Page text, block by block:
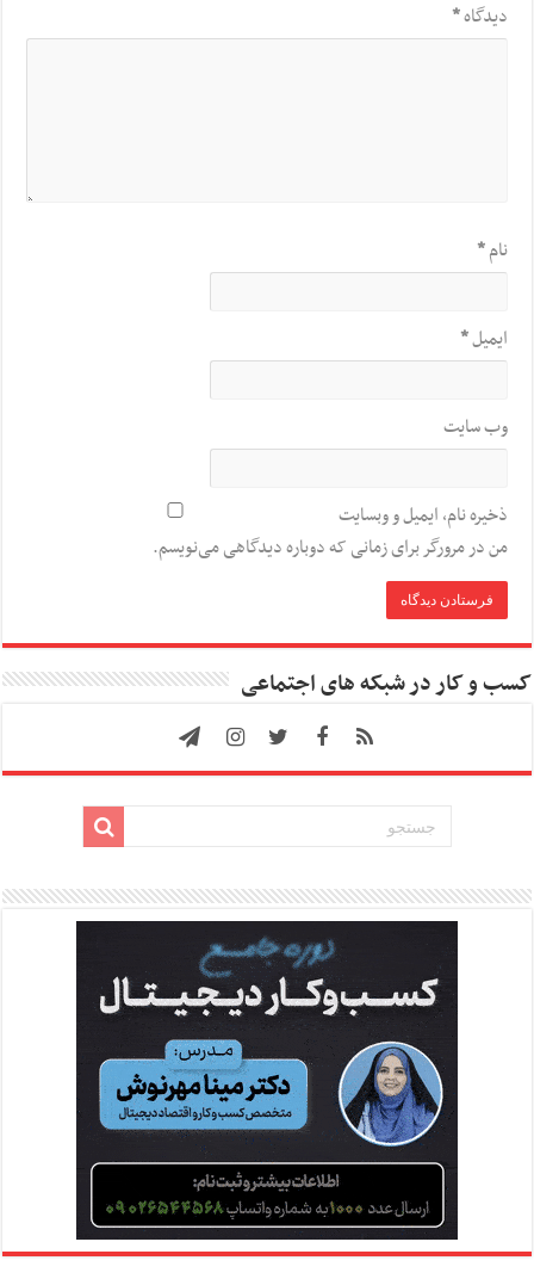
دیدگاه*
نام*
ایمیل*
وب‌ سایت
ذخیره نام، ایمیل و وبسایت
من در مرورگر برای زمانی که دوباره دیدگاهی می‌نویسم.
کسب و کار در شبکه های اجتماعی